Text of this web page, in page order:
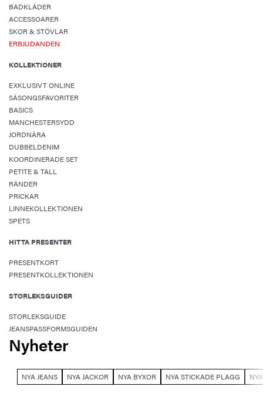
BADKLÄDER
ACCESSOARER
SKOR & STÖVLAR
ERBJUDANDEN
KOLLEKTIONER
EXKLUSIVT ONLINE
SÄSONGSFAVORITER
BASICS
MANCHESTERSYDD
JORDNÄRA
DUBBELDENIM
KOORDINERADE SET
PETITE & TALL
RÄNDER
PRICKAR
LINNEKOLLEKTIONEN
SPETS
HITTA PRESENTER
PRESENTKORT
PRESENTKOLLEKTIONEN
STORLEKSGUIDER
STORLEKSGUIDE
JEANSPASSFORMSGUIDEN
Nyheter
NYA JEANS NYA JACKOR NYA BYXOR NYA STICKADE PLAGG